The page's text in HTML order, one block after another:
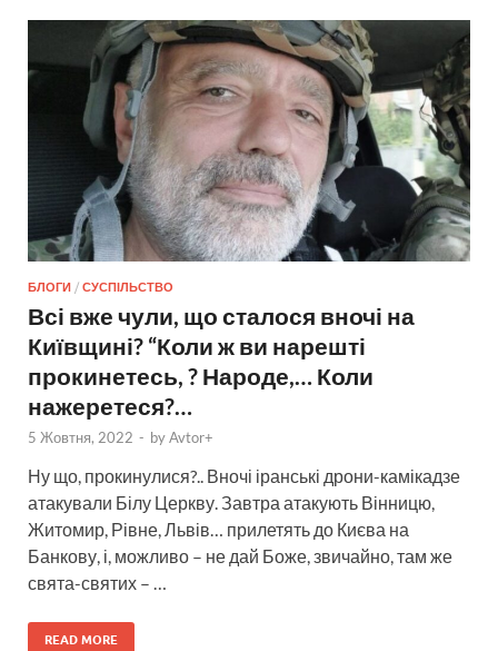
БЛОГИ / СУСПІЛЬСТВО
Всі вже чули, що сталося вночі на
Київщині? “Коли ж ви нарешті
прокинетесь, ? Народе,… Коли
нажеретеся?…
5 Жовтня, 2022 - byAvtor+
Ну що, прокинулися?.. Вночі іранські дрони-камікадзе
атакували Білу Церкву. Завтра атакують Вінницю,
Житомир, Рівне, Львів… прилетять до Києва на
Банкову, і, можливо – не дай Боже, звичайно, там же
свята-святих – …
READ MORE